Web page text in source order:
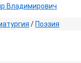
Владимирович
/ Поэзия